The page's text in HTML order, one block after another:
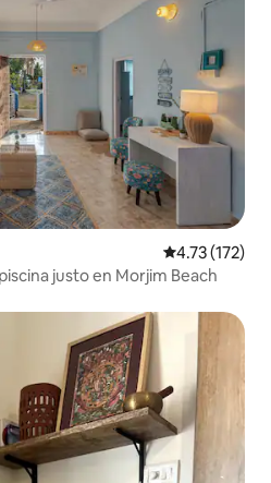
Calificación
4.73 (172)
justo en Morjim Beach